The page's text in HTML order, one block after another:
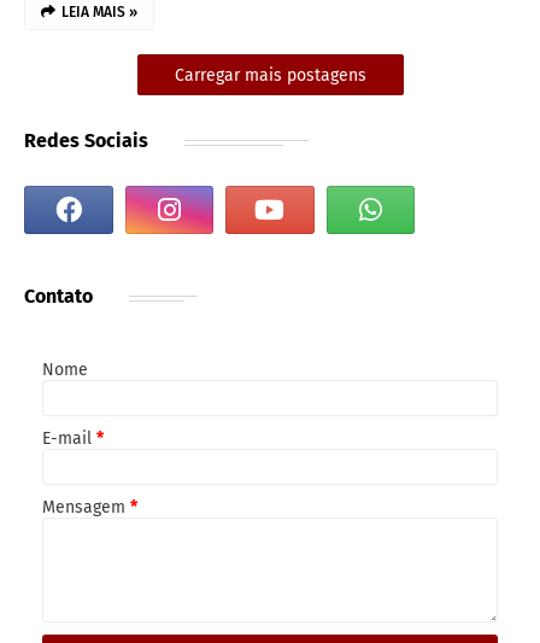
LEIA MAIS »
Carregar mais postagens
Redes Sociais
Contato
Nome
E-mail *
Mensagem *